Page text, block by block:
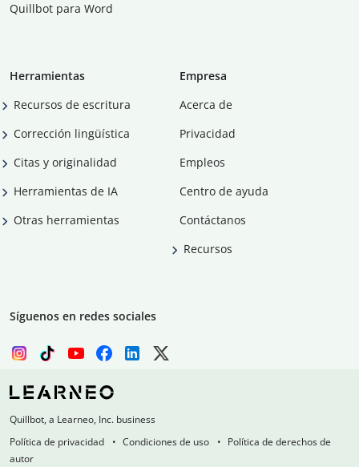
Quillbot para Word
Herramientas
Recursos de escritura
Corrección lingüística
Citas y originalidad
Herramientas de IA
Otras herramientas
Empresa
Acerca de
Privacidad
Empleos
Centro de ayuda
Contáctanos
Recursos
Síguenos en redes sociales
Quillbot, a Learneo, Inc. business
Política de privacidad
Condiciones de uso
Política de derechos de
autor